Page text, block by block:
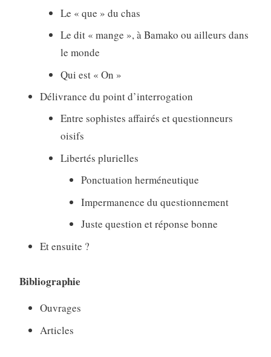
Le « que » du chas
Le dit « mange », à Bamako ou ailleurs dans
le monde
Qui est « On »
Délivrance du point d’interrogation
Entre sophistes affairés et questionneurs
oisifs
Libertés plurielles
Ponctuation herméneutique
Impermanence du questionnement
Juste question et réponse bonne
Et ensuite ?
Bibliographie
Ouvrages
Articles